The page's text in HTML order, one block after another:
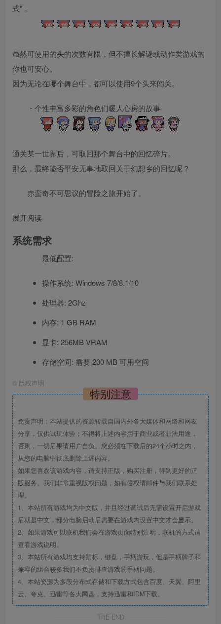
式”，
虽然可使用的头的次数有限，但不擅长解谜或动作类游戏的
你也可安心。
因为无论在哪个舞台中，都可以使用9个头来闯关。
・个性丰富多彩的角色们暖人心房的故事
通关某一世界后，可取回那个舞台中的回忆碎片。
那么，最终能否平安无事地取回关于幻想乡的回忆呢？
赤蛮奇不可思议的冒险之旅开始了。
展开阅读
系统需求
最低配置:
操作系统: Windows 7/8/8.1/10
处理器: 2Ghz
内存: 1 GB RAM
显卡: 256MB VRAM
存储空间: 需要 200 MB 可用空间
© 版权声明
特别注意
免责声明：本站提供的资源转载自国内外各大媒体和网络和网友
分享，仅供试玩体验；不得将上述内容用于商业或者非法用途，
否则，一切后果请用户自负。您必须在下载后的24个小时之内，
从您的电脑中彻底删除上述内容。
如果您喜欢该游戏内容，请支持正版，购买注册，得到更好的正
版服务。我们非常重视版权问题，如有侵权请邮件与我们联系处
理。
1、本站所有游戏均为中文版，并且经过调试后无需设置开启游戏
后就是中文，部分电脑启动后需要在游戏内设置中文才会显示。
2、如果游戏可以联机我们会在游戏页面特别注明，联机的方式请
查看游戏说明。
3、本站所有游戏均支持鼠标，键盘，手柄游玩，但是手柄牌子和
兼容的组合较多我们不负责排查游戏的手柄问题。
4、本站资源为多段分布式存储和下载方式包含百度、天翼、阿里
云、夸克、迅雷等各大网盘，支持迅雷和IDM下载。
THE END